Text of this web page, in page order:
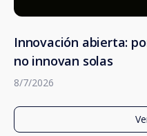
Innovación abierta:
no innovan solas
8/7/2026